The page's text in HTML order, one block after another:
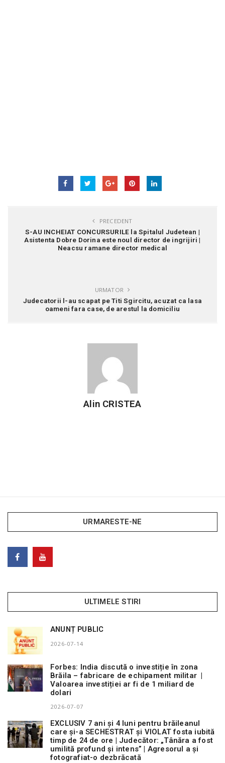
PRECEDENT
S-AU INCHEIAT CONCURSURILE la Spitalul Judetean |
Asistenta Dobre Dorina este noul director de ingrijiri |
Neacsu ramane director medical
URMATOR
Judecatorii l-au scapat pe Titi Sgircitu, acuzat ca lasa
oameni fara case, de arestul la domiciliu
Alin CRISTEA
URMARESTE-NE
ULTIMELE STIRI
ANUNȚ PUBLIC
2026-07-14
Forbes: India discută o investiție în zona
Brăila – fabricare de echipament militar |
Valoarea investiției ar fi de 1 miliard de
dolari
2026-07-07
EXCLUSIV 7 ani și 4 luni pentru brăileanul
care și-a SECHESTRAT și VIOLAT fosta iubită
timp de 24 de ore | Judecător: „Tânăra a fost
umilită profund și intens” | Agresorul a și
fotografiat-o dezbrăcată